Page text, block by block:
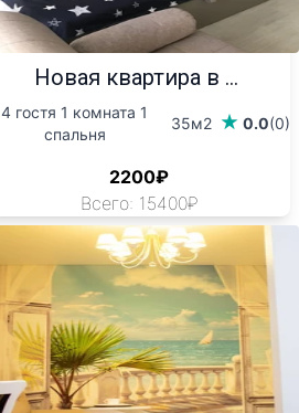
Новая квартира в ...
4 гостя 1 комната 1
спальня
35м2 0.0(0)
2200₽
Всего: 15400₽